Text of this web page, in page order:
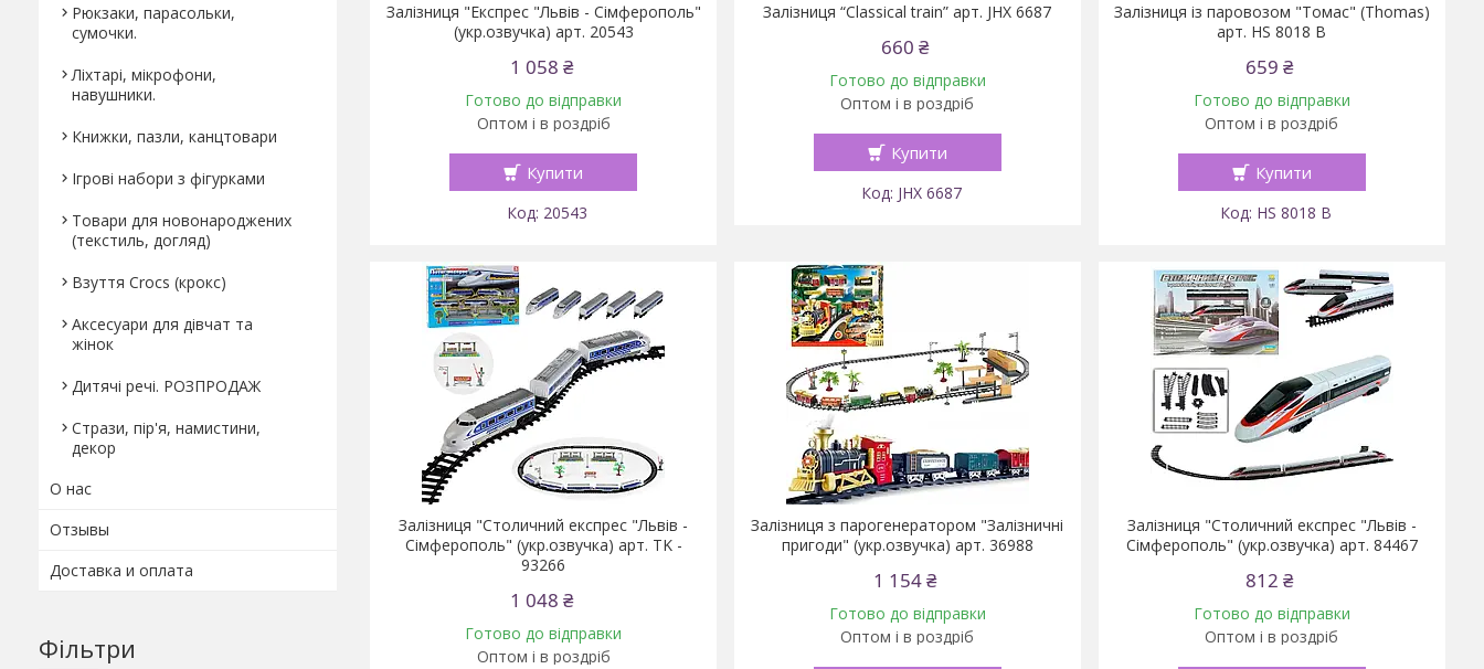
Залізниця "Експрес "Львів - Сімферополь"
(укр.озвучка) арт. 20543
1 058 ₴
Готово до відправки
Оптом і в роздріб
Купити
20543
Залізниця “Classical train” арт. JHX 6687
660 ₴
Готово до відправки
Оптом і в роздріб
Купити
JHX 6687
Залізниця із паровозом "Томас" (Thomas)
арт. HS 8018 B
659 ₴
Готово до відправки
Оптом і в роздріб
Купити
HS 8018 B
Залізниця "Столичний експрес "Львів -
Сімферополь" (укр.озвучка) арт. TK -
93266
1 048 ₴
Готово до відправки
Оптом і в роздріб
Залізниця з парогенератором "Залізничні
пригоди" (укр.озвучка) арт. 36988
1 154 ₴
Готово до відправки
Оптом і в роздріб
Залізниця "Столичний експрес "Львів -
Сімферополь" (укр.озвучка) арт. 84467
812 ₴
Готово до відправки
Оптом і в роздріб
Рюкзаки, парасольки,
сумочки.
Ліхтарі, мікрофони,
навушники.
Книжки, пазли, канцтовари
Ігрові набори з фігурками
Товари для новонароджених
(текстиль, догляд)
Взуття Crocs (крокс)
Аксесуари для дівчат та
жінок
Дитячі речі. РОЗПРОДАЖ
Стрази, пір'я, намистини,
декор
О нас
Отзывы
Доставка и оплата
Фільтри